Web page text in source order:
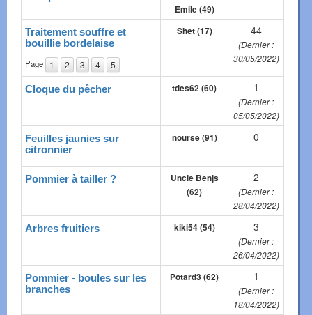
Emile (49)
Traitement souffre et
bouillie bordelaise
Page 1 2 3 4 5
Shet (17) 44
(Dernier :
30/05/2022)
Cloque du pêcher tdes62 (60) 1
(Dernier :
05/05/2022)
Feuilles jaunies sur
citronnier
nourse (91) 0
Pommier à tailler ?
Uncle Benjs
(62)
2
(Dernier :
28/04/2022)
Arbres fruitiers kiki54 (54) 3
(Dernier :
26/04/2022)
Pommier - boules sur les
branches
Potard3 (62) 1
(Dernier :
18/04/2022)